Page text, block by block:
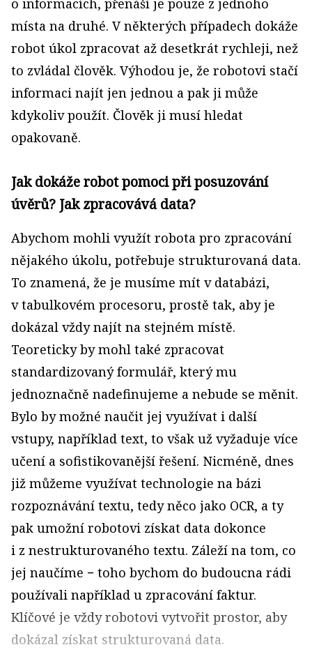
o informacích, přenáší je pouze z jednoho
místa na druhé. V některých případech dokáže
robot úkol zpracovat až desetkrát rychleji, než
to zvládal člověk. Výhodou je, že robotovi stačí
informaci najít jen jednou a pak ji může
kdykoliv použít. Člověk ji musí hledat
opakovaně.
Jak dokáže robot pomoci při posuzování
úvěrů? Jak zpracovává data?
Abychom mohli využít robota pro zpracování
nějakého úkolu, potřebuje strukturovaná data.
To znamená, že je musíme mít v databázi,
v tabulkovém procesoru, prostě tak, aby je
dokázal vždy najít na stejném místě.
Teoreticky by mohl také zpracovat
standardizovaný formulář, který mu
jednoznačně nadefinujeme a nebude se měnit.
Bylo by možné naučit jej využívat i další
vstupy, například text, to však už vyžaduje více
učení a sofistikovanější řešení. Nicméně, dnes
již můžeme využívat technologie na bázi
rozpoznávání textu, tedy něco jako OCR, a ty
pak umožní robotovi získat data dokonce
i z nestrukturovaného textu. Záleží na tom, co
jej naučíme − toho bychom do budoucna rádi
používali například u zpracování faktur.
Klíčové je vždy robotovi vytvořit prostor, aby
dokázal získat strukturovaná data.